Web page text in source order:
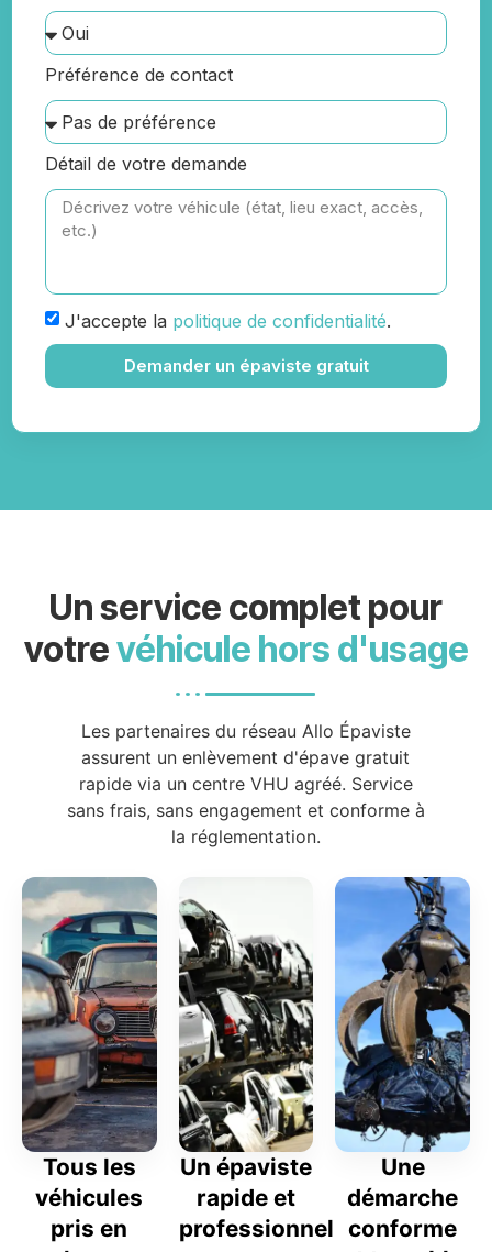
Préférence de contact
Détail de votre demande
J'accepte la politique de confidentialité.
Demander un épaviste gratuit
Un service complet pour
votrevéhicule hors d'usage
Les partenaires du réseau Allo Épaviste
assurent un enlèvement d'épave gratuit
rapide via un centre VHU agréé. Service
sans frais, sans engagement et conforme à
la réglementation.
Tous les
véhicules
pris en
Un épaviste
rapide et
professionnel
Une
démarche
conforme